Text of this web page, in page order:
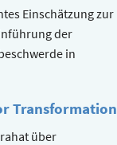
Einschätzung zur
der
in
Transformation
über